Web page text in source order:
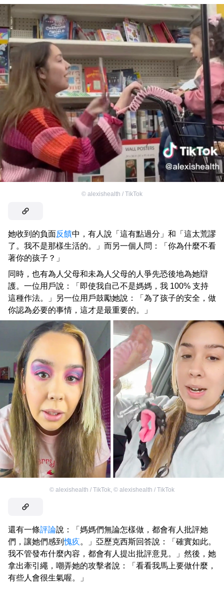
© alexishealth / TikTok
她收到的負面反饋中，有人說「這有點過分」和「這太荒謬
了。我不是那樣生活的。」而另一個人問：「你為什麼不看
著你的孩子？」
同時，也有為人父母和未為人父母的人爭先恐後地為她辯
護。一位用戶說：「即使我自己不是媽媽，我 100% 支持
這種作法。」另一位用戶鼓勵她說：「為了孩子的安全，做
你認為必要的事情，這才是最重要的。」
© alexishealth / TikTok, © alexishealth / TikTok
還有一條評論說：「媽媽們無論怎樣做，都會有人批評她
們，讓她們感到愧疚。」亞歷克西斯回答說：「確實如此。
我不管發布什麼內容，都會有人提出批評意見。」然後，她
拿出牽引繩，嘲弄她的攻擊者說：「看看我馬上要做什麼，
有些人會很生氣喔。」